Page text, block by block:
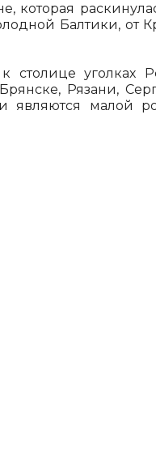
Балтики, от
столице уголках
Рязани,
малой